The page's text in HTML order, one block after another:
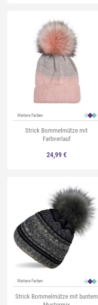
Weitere Farben
Strick Bommelmütze mit
Farbverlauf
24,99 €
Weitere Farben
Strick Bommelmütze mit buntem